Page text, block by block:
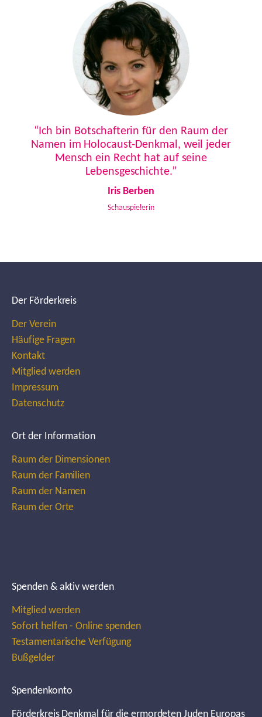
“Ich bin Botschafterin für den Raum der
Namen im Holocaust-Denkmal, weil jeder
Mensch ein Recht hat auf seine
Lebensgeschichte.”
Iris Berben
Schauspielerin
Der Förderkreis
Der Verein
Häufige Fragen
Kontakt
Mitglied werden
Impressum
Datenschutz
Ort der Information
Raum der Dimensionen
Raum der Familien
Raum der Namen
Raum der Orte
Spenden & aktiv werden
Mitglied werden
Sofort helfen - Online spenden
Testamentarische Verfügung
Bußgelder
Spendenkonto
Förderkreis Denkmal für die ermordeten Juden Europas